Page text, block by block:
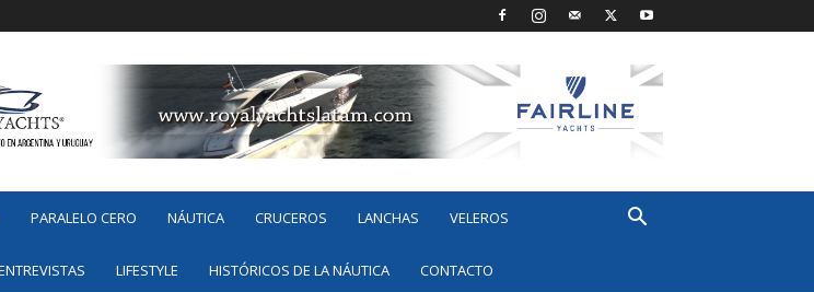
PARALELO CERO NÁUTICA CRUCEROS LANCHAS VELEROS
LIFESTYLE HISTÓRICOS DE LA NÁUTICA CONTACTO